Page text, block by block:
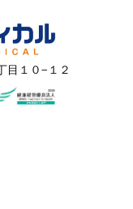
目１０−１２